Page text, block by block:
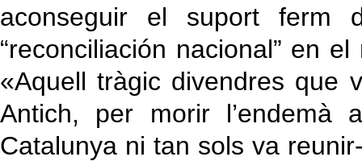
aconseguir el suport
“reconciliación nacional” en
«Aquell tràgic divendres que
Antich, per morir l’endemà
Catalunya ni tan sols va